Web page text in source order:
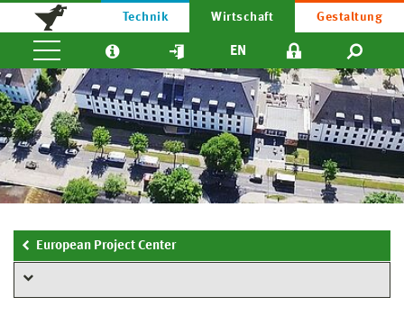
Technik Wirtschaft Gestaltung
EN
European Project Center